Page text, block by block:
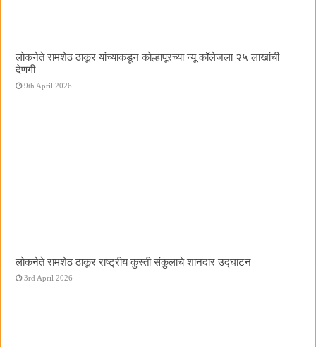
लोकनेते रामशेठ ठाकूर यांच्याकडून कोल्हापूरच्या न्यू कॉलेजला २५ लाखांची
देणगी
9th April 2026
लोकनेते रामशेठ ठाकूर राष्ट्रीय कुस्ती संकुलाचे शानदार उद्घाटन
3rd April 2026